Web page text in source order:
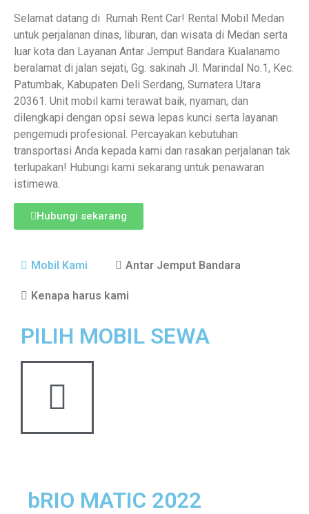
Selamat datang di Rumah Rent Car! Rental Mobil Medan
untuk perjalanan dinas, liburan, dan wisata di Medan serta
luar kota dan Layanan Antar Jemput Bandara Kualanamo
beralamat di jalan sejati, Gg. sakinah Jl. Marindal No.1, Kec.
Patumbak, Kabupaten Deli Serdang, Sumatera Utara
20361. Unit mobil kami terawat baik, nyaman, dan
dilengkapi dengan opsi sewa lepas kunci serta layanan
pengemudi profesional. Percayakan kebutuhan
transportasi Anda kepada kami dan rasakan perjalanan tak
terlupakan! Hubungi kami sekarang untuk penawaran
istimewa.
Hubungi sekarang
Mobil Kami Antar Jemput Bandara
Kenapa harus kami
PILIH MOBIL SEWA
bRIO MATIC 2022